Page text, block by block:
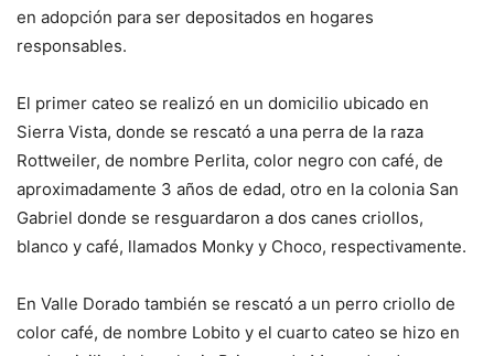
en adopción para ser depositados en hogares
responsables.
El primer cateo se realizó en un domicilio ubicado en
Sierra Vista, donde se rescató a una perra de la raza
Rottweiler, de nombre Perlita, color negro con café, de
aproximadamente 3 años de edad, otro en la colonia San
Gabriel donde se resguardaron a dos canes criollos,
blanco y café, llamados Monky y Choco, respectivamente.
En Valle Dorado también se rescató a un perro criollo de
color café, de nombre Lobito y el cuarto cateo se hizo en